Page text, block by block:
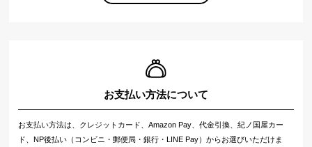
お支払い方法について
お支払い方法は、クレジットカード、Amazon Pay、代金引換、紀ノ国屋カー
ド、NP後払い（コンビニ・郵便局・銀行・LINE Pay）からお選びいただけま